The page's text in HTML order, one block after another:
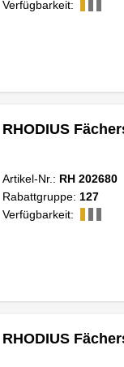
Verfügbarkeit:
RHODIUS
Artikel-Nr.: RH 202680
Rabattgruppe: 127
Verfügbarkeit:
RHODIUS